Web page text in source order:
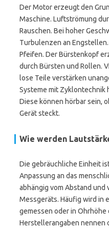
Der Motor erzeugt den
Maschine. Luftströmung
Rauschen. Bei hoher
Turbulenzen an
Pfeifen. Der Bürstenkopf
durch Bürsten und Rollen.
lose Teile verstärken
Systeme mit
Diese können hörbar sein,
Gerät steckt.
Wie werden
Die gebräuchliche Einheit
Anpassung an das
abhängig vom Abstand und
Messgeräts. Häufig wird in
gemessen oder in Ohrhöhe
Herstellerangaben nennen